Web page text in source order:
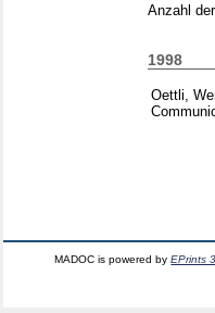
Anzahl
1998
Oettli,
MADOC is powered byEPrints 3